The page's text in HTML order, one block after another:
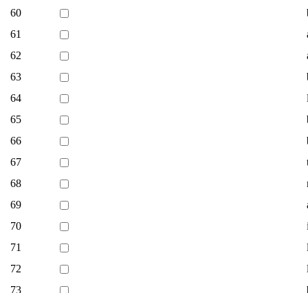
60
61
62
63
64
65
66
67
68
69
70
71
72
73